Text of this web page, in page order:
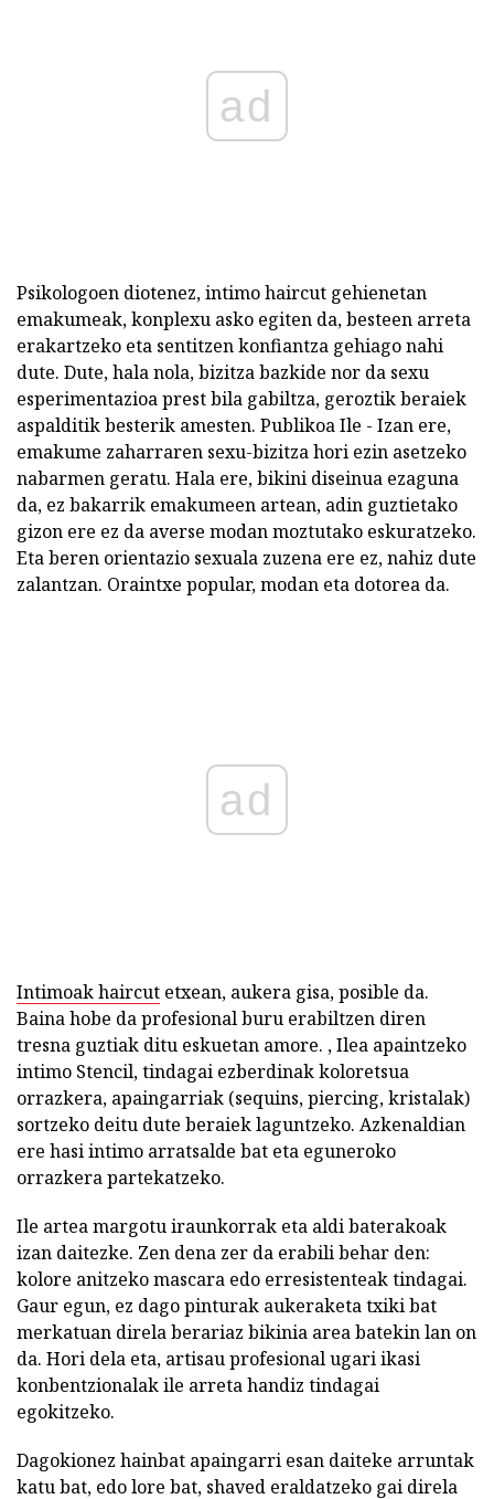
ad
Psikologoen diotenez, intimo haircut gehienetan
emakumeak, konplexu asko egiten da, besteen arreta
erakartzeko eta sentitzen konfiantza gehiago nahi
dute. Dute, hala nola, bizitza bazkide nor da sexu
esperimentazioa prest bila gabiltza, geroztik beraiek
aspalditik besterik amesten. Publikoa Ile - Izan ere,
emakume zaharraren sexu-bizitza hori ezin asetzeko
nabarmen geratu. Hala ere, bikini diseinua ezaguna
da, ez bakarrik emakumeen artean, adin guztietako
gizon ere ez da averse modan moztutako eskuratzeko.
Eta beren orientazio sexuala zuzena ere ez, nahiz dute
zalantzan. Oraintxe popular, modan eta dotorea da.
ad
Intimoak haircut etxean, aukera gisa, posible da.
Baina hobe da profesional buru erabiltzen diren
tresna guztiak ditu eskuetan amore. , Ilea apaintzeko
intimo Stencil, tindagai ezberdinak koloretsua
orrazkera, apaingarriak (sequins, piercing, kristalak)
sortzeko deitu dute beraiek laguntzeko. Azkenaldian
ere hasi intimo arratsalde bat eta eguneroko
orrazkera partekatzeko.
Ile artea margotu iraunkorrak eta aldi baterakoak
izan daitezke. Zen dena zer da erabili behar den:
kolore anitzeko mascara edo erresistenteak tindagai.
Gaur egun, ez dago pinturak aukeraketa txiki bat
merkatuan direla berariaz bikinia area batekin lan on
da. Hori dela eta, artisau profesional ugari ikasi
konbentzionalak ile arreta handiz tindagai
egokitzeko.
Dagokionez hainbat apaingarri esan daiteke arruntak
katu bat, edo lore bat, shaved eraldatzeko gai direla